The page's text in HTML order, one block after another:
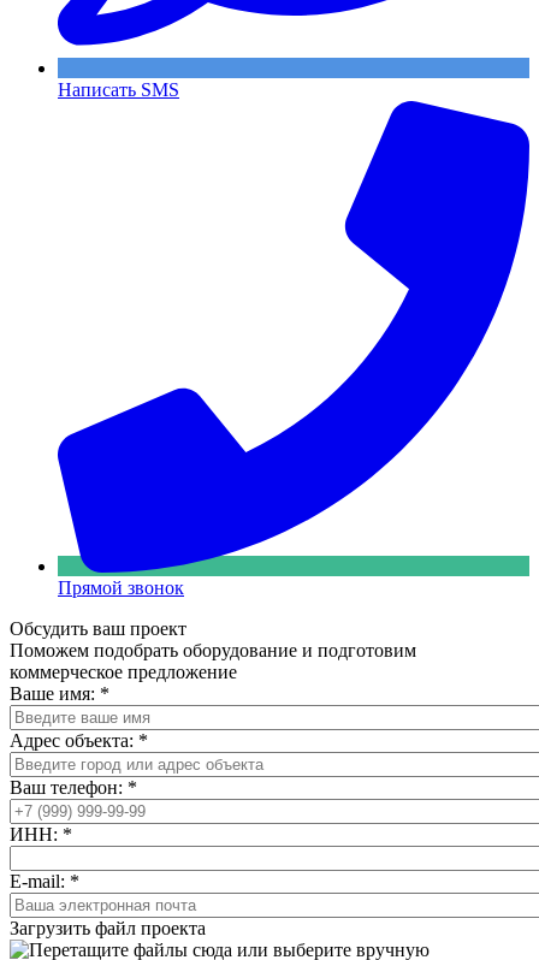
Написать SMS
Прямой звонок
Обсудить ваш проект
Поможем подобрать оборудование и подготовим
коммерческое предложение
Ваше имя: *
Адрес объекта: *
Ваш телефон: *
ИНН: *
E-mail: *
Загрузить файл проекта